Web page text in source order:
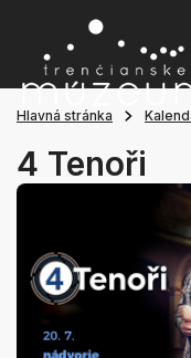
Hlavná stránka
4 Tenoři